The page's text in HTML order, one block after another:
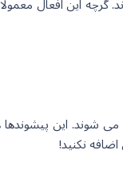
این
نکنید!